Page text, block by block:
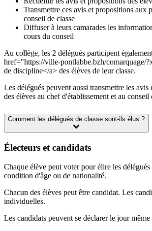
Transmettre ces avis et propositions aux
conseil de classe
Diffuser à leurs camarades les
cours du conseil
Au collège, les 2 délégués participent
href="https://ville-pontlabbe.bzh/comarquage/
de discipline</a> des élèves de leur classe.
Les délégués peuvent aussi transmettre les avis
des élèves au chef d'établissement et au
Comment les délégués de classe sont-ils élus ?
Électeurs et candidats
Chaque élève peut voter pour élire les délégués
condition d'âge ou de nationalité.
Chacun des élèves peut être candidat. Les
individuelles.
Les candidats peuvent se déclarer le jour